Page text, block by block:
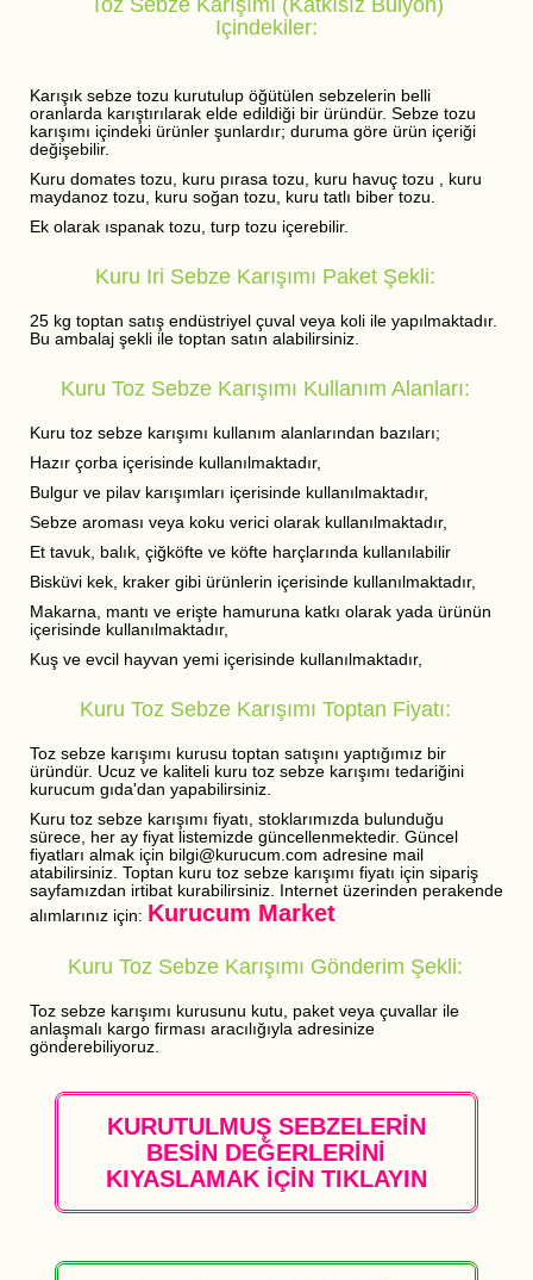
Içindekiler:
Karışık sebze tozu kurutulup öğütülen sebzelerin belli
oranlarda karıştırılarak elde edildiği bir üründür. Sebze tozu
karışımı içindeki ürünler şunlardır; duruma göre ürün içeriği
değişebilir.
Kuru domates tozu, kuru pırasa tozu, kuru havuç tozu , kuru
maydanoz tozu, kuru soğan tozu, kuru tatlı biber tozu.
Ek olarak ıspanak tozu, turp tozu içerebilir.
Kuru Iri Sebze Karışımı Paket Şekli:
25 kg toptan satış endüstriyel çuval veya koli ile yapılmaktadır.
Bu ambalaj şekli ile toptan satın alabilirsiniz.
Kuru Toz Sebze Karışımı Kullanım Alanları:
Kuru toz sebze karışımı kullanım alanlarından bazıları;
Hazır çorba içerisinde kullanılmaktadır,
Bulgur ve pilav karışımları içerisinde kullanılmaktadır,
Sebze aroması veya koku verici olarak kullanılmaktadır,
Et tavuk, balık, çiğköfte ve köfte harçlarında kullanılabilir
Bisküvi kek, kraker gibi ürünlerin içerisinde kullanılmaktadır,
Makarna, mantı ve erişte hamuruna katkı olarak yada ürünün
içerisinde kullanılmaktadır,
Kuş ve evcil hayvan yemi içerisinde kullanılmaktadır,
Kuru Toz Sebze Karışımı Toptan Fiyatı:
Toz sebze karışımı kurusu toptan satışını yaptığımız bir
üründür. Ucuz ve kaliteli kuru toz sebze karışımı tedariğini
kurucum gıda'dan yapabilirsiniz.
Kuru toz sebze karışımı fiyatı, stoklarımızda bulunduğu
sürece, her ay fiyat listemizde güncellenmektedir. Güncel
fiyatları almak için bilgi@kurucum.com adresine mail
atabilirsiniz. Toptan kuru toz sebze karışımı fiyatı için sipariş
sayfamızdan irtibat kurabilirsiniz. Internet üzerinden perakende
alımlarınız için: Kurucum Market
Kuru Toz Sebze Karışımı Gönderim Şekli:
Toz sebze karışımı kurusunu kutu, paket veya çuvallar ile
anlaşmalı kargo firması aracılığıyla adresinize
gönderebiliyoruz.
KURUTULMUŞ SEBZELERİN
BESİN DEĞERLERİNİ
KIYASLAMAK İÇİN TIKLAYIN